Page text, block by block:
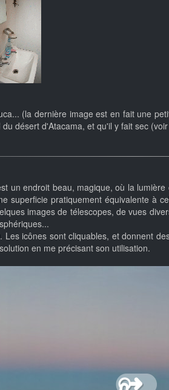
(la dernière image est en fait une
désert d'Atacama, et qu'il y fait sec
un endroit beau, magique, où la
superficie pratiquement équivalente à
images de télescopes, de vues
icônes sont cliquables, et donnent
en me précisant son utilisation.